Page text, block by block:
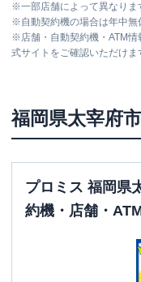
住所
営業時間
ATM営業時間
※一部店舗によって異なりま
※自動契約機の場合は年中無
※店舗・自動契約機・ATM
式サイトをご確認いただけま
福岡県太宰府市
プロミス 福岡県
約機・店舗・